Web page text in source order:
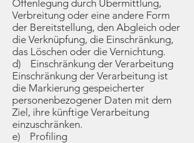
Offenlegung durch Übermittlung,
Verbreitung oder eine andere Form
der Bereitstellung, den Abgleich oder
die Verknüpfung, die Einschränkung,
das Löschen oder die Vernichtung.
d) Einschränkung der Verarbeitung
Einschränkung der Verarbeitung ist
die Markierung gespeicherter
personenbezogener Daten mit dem
Ziel, ihre künftige Verarbeitung
einzuschränken.
e) Profiling